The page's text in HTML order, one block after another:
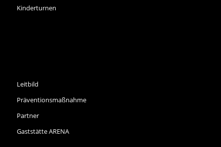
Kinderturnen
Leitbild
Präventionsmaßnahme
Partner
Gaststätte ARENA